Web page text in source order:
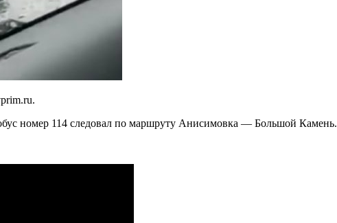
номер 114 следовал по маршруту Анисимовка — Большой Камень.